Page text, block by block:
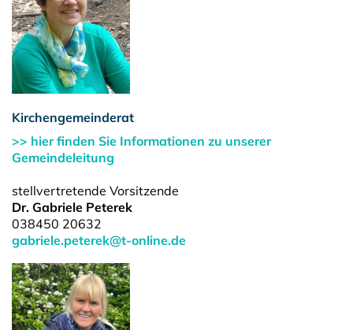
Kirchengemeinderat
>> hier finden Sie Informationen zu unserer
Gemeindeleitung
stellvertretende Vorsitzende
Dr. Gabriele Peterek
038450 20632
gabriele.peterek@t-online.de